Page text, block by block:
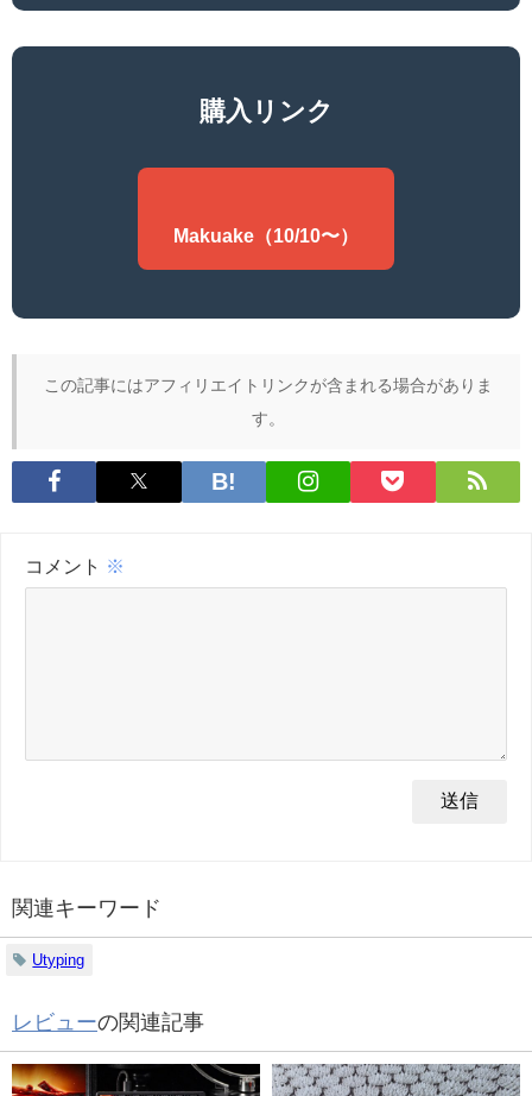
購入リンク
Makuake（10/10〜）
この記事にはアフィリエイトリンクが含まれる場合がありま
す。
コメント ※
関連キーワード
Utyping
レビューの関連記事